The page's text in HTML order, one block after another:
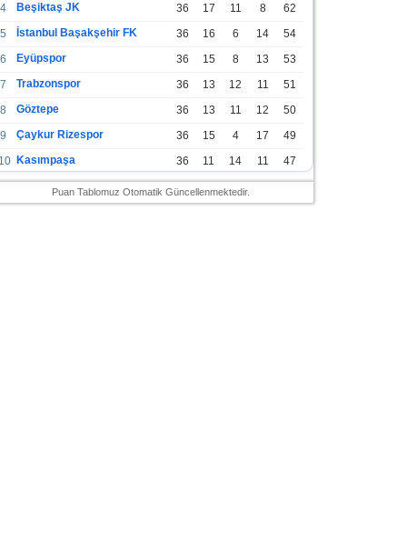
4
Beşiktaş JK 36 17 11 8
62
5
İstanbul Başakşehir FK 36 16 6 14
54
6
Eyüpspor 36 15 8 13
53
7
Trabzonspor 36 13 12 11
51
8
Göztepe 36 13 11 12
50
9
Çaykur Rizespor 36 15 4 17
49
10 Kasımpaşa 36 11 14 11
47
Konyaspor 36
Puan Tablomuz Otomatik Güncellenmektedir.